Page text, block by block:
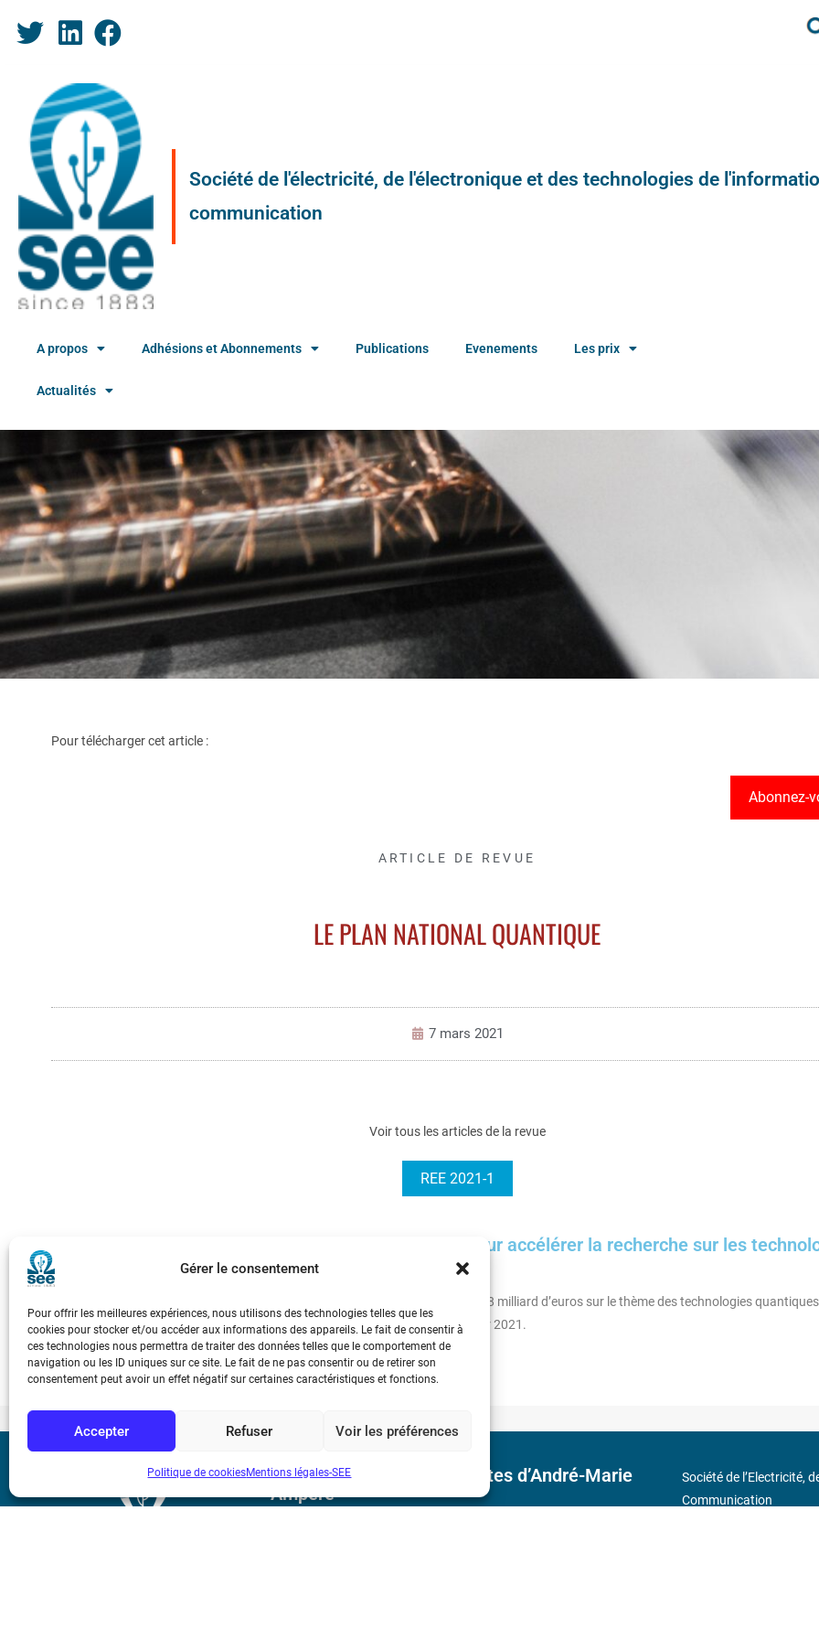
Gérer le consentement
Pour offrir les meilleures expériences, nous utilisons des technologies telles que les
cookies pour stocker et/ou accéder aux informations des appareils. Le fait de consentir à
ces technologies nous permettra de traiter des données telles que le comportement de
navigation ou les ID uniques sur ce site. Le fait de ne pas consentir ou de retirer son
consentement peut avoir un effet négatif sur certaines caractéristiques et fonctions.
Accepter Refuser Voir les préférences
Politique de cookiesMentions légales-SEE
Société de l'électricité, de l'électronique et des technologies de
communication
A propos Adhésions et Abonnements Publications Evenements Les prix
Actualités
Pour télécharger cet article :
Abonnez-
ARTICLE DE REVUE
LE PLAN NATIONAL QUANTIQUE
7 mars 2021
Voir tous les articles de la revue
REE 2021-1
La France se dote de ressources complémentaires pour accélérer la recherche sur les
quantiques
Le président de la République a annoncé un plan de soutien exceptionnel de 1,8 milliard d’euros sur le thème des technologies
l’occasion de sa visite au laboratoire C2N sur le campus de Saclay, le 21 janvier 2021.
Bicentenaire des découvertes d’André-Marie
Ampère
Société de l’Electricité,
Communication